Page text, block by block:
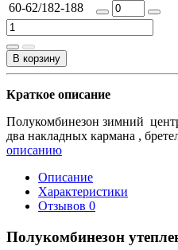
60-62/182-188
В корзину
Краткое описание
Полукомбинезон зимний
два накладных кармана ,
описанию
Описание
Характеристики
Отзывов 0
Полукомбинезон